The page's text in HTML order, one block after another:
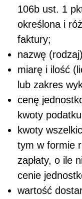
106b ust. 1
określona i
faktury;
nazwę
miarę i ilość
lub zakres
cenę
kwoty
kwoty
tym w formie
zapłaty, o ile
cenie
wartość